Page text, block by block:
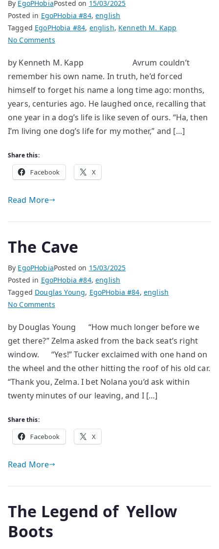
By EgoPHobiaPosted on 15/03/2025
Posted in EgoPHobia #84,english
Tagged EgoPHobia #84, english, Kenneth M. Kapp
No Commentson
by Kenneth M. Kapp Avrum couldn’t
remember his own name. In truth, he’d forced
himself to forget his name a long time ago: months,
years, centuries ago. He laughed once, recalling that
one year in a dog’s life is like seven of ours. “Ha, then
I’m living one dog’s life for my mother,” and […]
Share this:
Facebook X
Read More
The Cave
By EgoPHobiaPosted on 15/03/2025
Posted in EgoPHobia #84,english
Tagged Douglas Young, EgoPHobia #84, english
No Commentson
Cave
by Douglas Young “How much longer before we
get there?” Zelma asked from the back seat’s right
window. “Yes!” Tucker exclaimed with one hand on
the wheel and the other hitting the roof of his old car.
“Thank you, Zelma. I bet Nolana you’d ask within
twenty minutes of our leaving, and I […]
Share this:
Facebook X
Read More
The Legend of Yellow
Boots